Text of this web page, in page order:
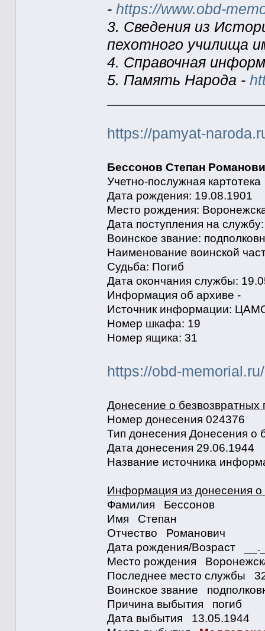
- https://www.obd-
3. Сведения из
пехотного училища
4. Справочная
5. Память Народа -
https://pamyat-
Бессонов Степан
Учетно-послужная картотека
Дата рождения: 19.08.1901
Место рождения:
Дата поступления на
Воинское звание:
Наименование воинской
Судьба: Погиб
Дата окончания службы:
Информация об архиве -
Источник информации:
Номер шкафа: 19
Номер ящика: 31
https://obd-
Донесение о безвозвратных
Номер донесения 024376
Тип донесения Донесения о
Дата донесения 29.06.1944
Название источника
Информация из донесения о
Фамилия Бессонов
Имя Степан
Отчество Романович
Дата рождения/Возраст
Место рождения
Последнее место службы
Воинское звание
Причина выбытия погиб
Дата выбытия 13.05.1944